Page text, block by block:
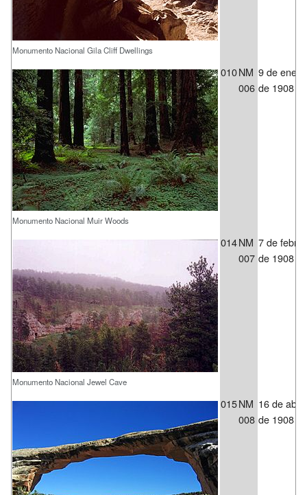
Monumento Nacional Gila Cliff Dwellings
Monumento Nacional Muir Woods
010NM
006
9 de enero
de 1908
Monumento Nacional Jewel Cave
014NM
007
7 de
de 1908
015NM
008
16 de abril
de 1908